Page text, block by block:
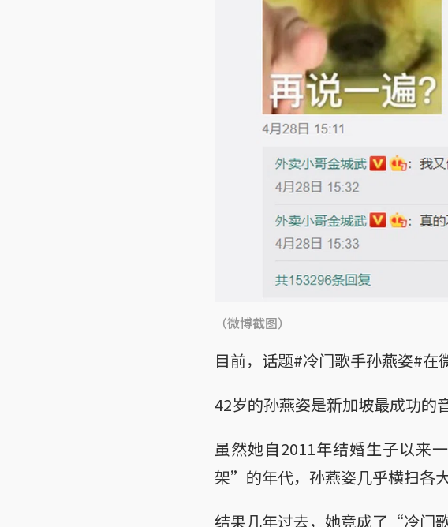
（微博截图）
目前，话题#冷门歌手孙燕姿#在
42岁的孙燕姿是新加坡最成功的
虽然她自2011年结婚生子以来
架”的年代，孙燕姿几乎横扫各
结果几年过去，她竟成了“冷门